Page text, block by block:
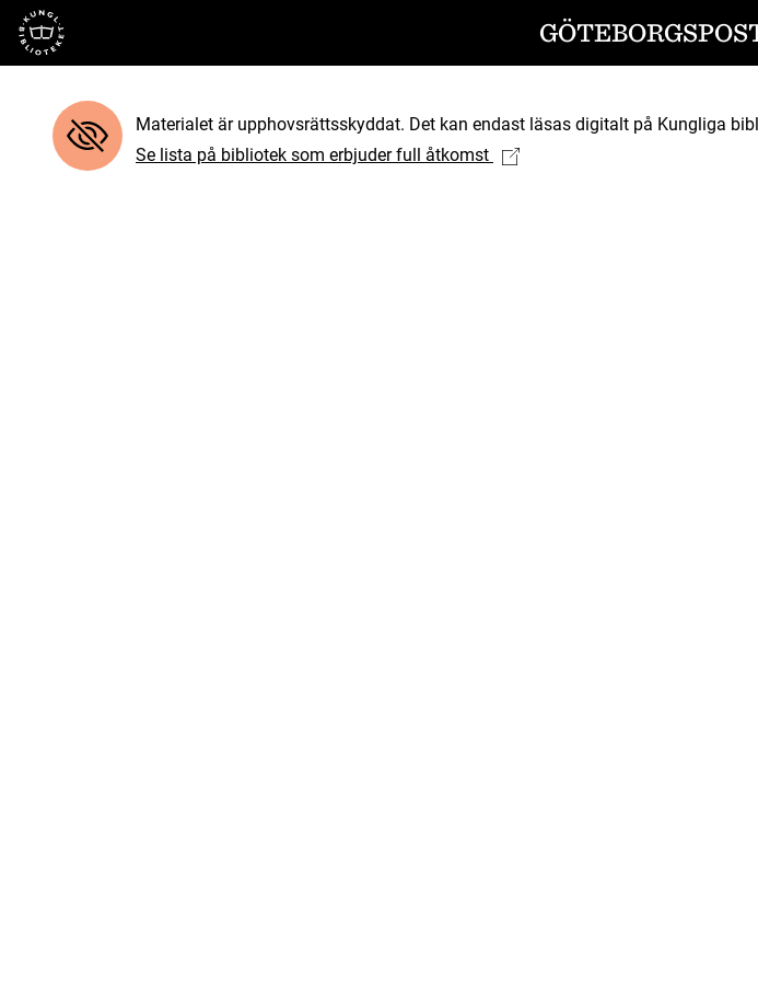
Till startsidan
Materialet är upphovsrättsskyddat. Det kan endast läsas digitalt på Kungliga
Se lista på bibliotek som erbjuder full åtkomst